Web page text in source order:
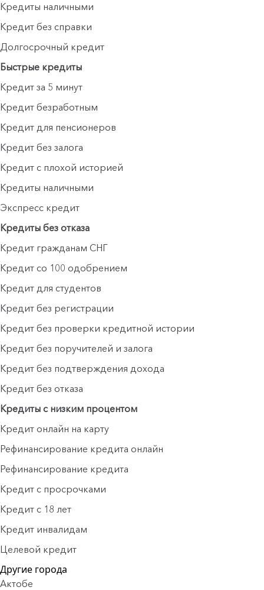
Кредиты наличными
Кредит без справки
Долгосрочный кредит
Быстрые кредиты
Кредит за 5 минут
Кредит безработным
Кредит для пенсионеров
Кредит без залога
Кредит с плохой историей
Кредиты наличными
Экспресс кредит
Кредиты без отказа
Кредит гражданам СНГ
Кредит со 100 одобрением
Кредит для студентов
Кредит без регистрации
Кредит без проверки кредитной истории
Кредит без поручителей и залога
Кредит без подтверждения дохода
Кредит без отказа
Кредиты с низким процентом
Кредит онлайн на карту
Рефинансирование кредита онлайн
Рефинансирование кредита
Кредит с просрочками
Кредит с 18 лет
Кредит инвалидам
Целевой кредит
Другие города
Актобе